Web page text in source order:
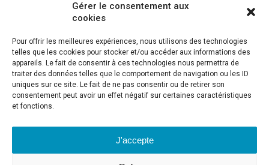
Gérer le consentement aux
cookies
Pour offrir les meilleures expériences, nous utilisons des technologies
telles que les cookies pour stocker et/ou accéder aux informations des
appareils. Le fait de consentir à ces technologies nous permettra de
traiter des données telles que le comportement de navigation ou les ID
uniques sur ce site. Le fait de ne pas consentir ou de retirer son
consentement peut avoir un effet négatif sur certaines caractéristiques
et fonctions.
J'accepte
Instagram Facebook Twitter
-